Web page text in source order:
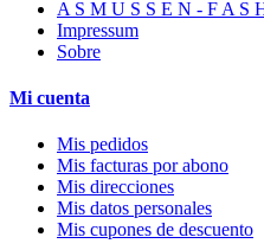
A S M U S S E N - F A S
Impressum
Sobre
Mi cuenta
Mis pedidos
Mis facturas por abono
Mis direcciones
Mis datos personales
Mis cupones de descuento